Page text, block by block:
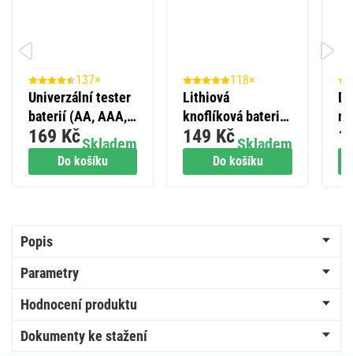
Do košíku
137×
Univerzální tester
baterií (AA, AAA,
C, D, 9V,
knoflíkových)
Skladem
169 Kč
Do košíku
118×
Lithiová
knoflíková baterie
GP Ultra plus
CR2032, 5 ks
Skladem
149 Kč 1
Popis
Parametry
Hodnocení produktu
Dokumenty ke stažení